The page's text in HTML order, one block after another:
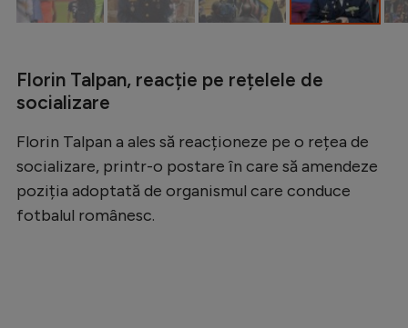
Ciclism
JO 2024
Florin Talpan, reacție pe rețelele de
socializare
Florin Talpan a ales să reacționeze pe o rețea de
socializare, printr-o postare în care să amendeze
poziția adoptată de organismul care conduce
fotbalul românesc.